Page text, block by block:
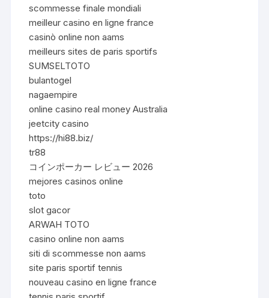
scommesse finale mondiali
meilleur casino en ligne france
casinò online non aams
meilleurs sites de paris sportifs
SUMSELTOTO
bulantogel
nagaempire
online casino real money Australia
jeetcity casino
https://hi88.biz/
tr88
コインポーカー レビュー 2026
mejores casinos online
toto
slot gacor
ARWAH TOTO
casino online non aams
siti di scommesse non aams
site paris sportif tennis
nouveau casino en ligne france